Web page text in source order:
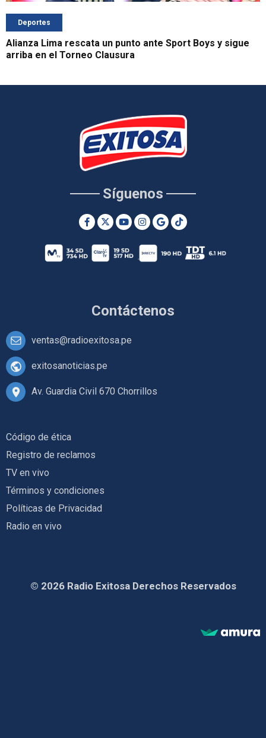
Deportes
Alianza Lima rescata un punto ante Sport Boys y sigue
arriba en el Torneo Clausura
Contáctenos
ventas@radioexitosa.pe
exitosanoticias.pe
Av. Guardia Civil 670 Chorrillos
Síguenos
Código de ética
Registro de reclamos
TV en vivo
Términos y condiciones
Políticas de Privacidad
Radio en vivo
© 2026 Radio Exitosa Derechos Reservados